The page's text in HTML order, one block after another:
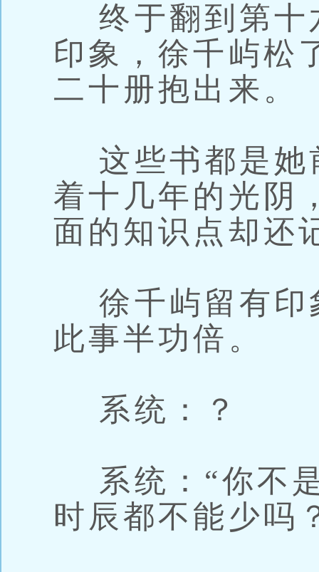
终于翻到第十
印象，徐千屿松
二十册抱出来。
这些书都是她
着十几年的光阴
面的知识点却还
徐千屿留有印
此事半功倍。
系统：？
系统：“你不
时辰都不能少吗